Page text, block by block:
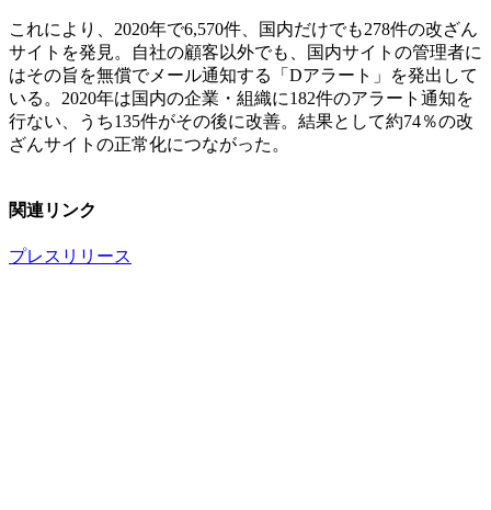
これにより、2020年で6,570件、国内だけでも278件の改ざん
サイトを発見。自社の顧客以外でも、国内サイトの管理者に
はその旨を無償でメール通知する「Dアラート」を発出して
いる。2020年は国内の企業・組織に182件のアラート通知を
行ない、うち135件がその後に改善。結果として約74％の改
ざんサイトの正常化につながった。
関連リンク
プレスリリース